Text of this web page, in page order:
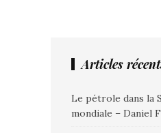
Articles
Le pétrole dans la
mondiale – Daniel